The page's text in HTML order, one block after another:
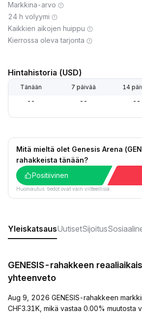
Markkina-arvo
24 h volyymi
Kaikkien aikojen huippu
Kierrossa oleva tarjonta
Hintahistoria (USD)
Tänään 7 päivää 14
-- -- --
Mitä mieltä olet Genesis Arena
rahakkeista tänään?
Positiivinen
Huomautus: tiedot ovat vain viitteellisiä.
YleiskatsausUutisetSijoitus
GENESIS-rahakkeen
yhteenveto
Aug 9, 2026 GENESIS-rahakkeen
CHF3.31K, mikä vastaa 0.00% muutosta